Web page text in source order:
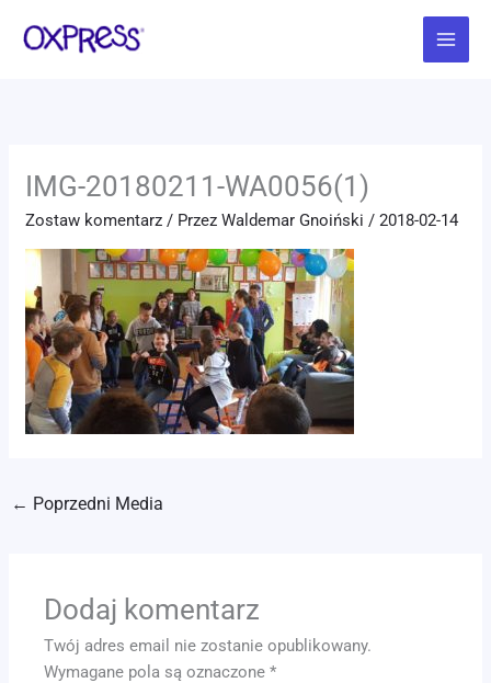
Main
Menu
IMG-20180211-WA0056(1)
Zostaw komentarz / PrzezWaldemar Gnoiński/2018-02-14
← Poprzedni Media
Dodaj komentarz
Twój adres email nie zostanie opublikowany.
Wymagane pola są oznaczone*